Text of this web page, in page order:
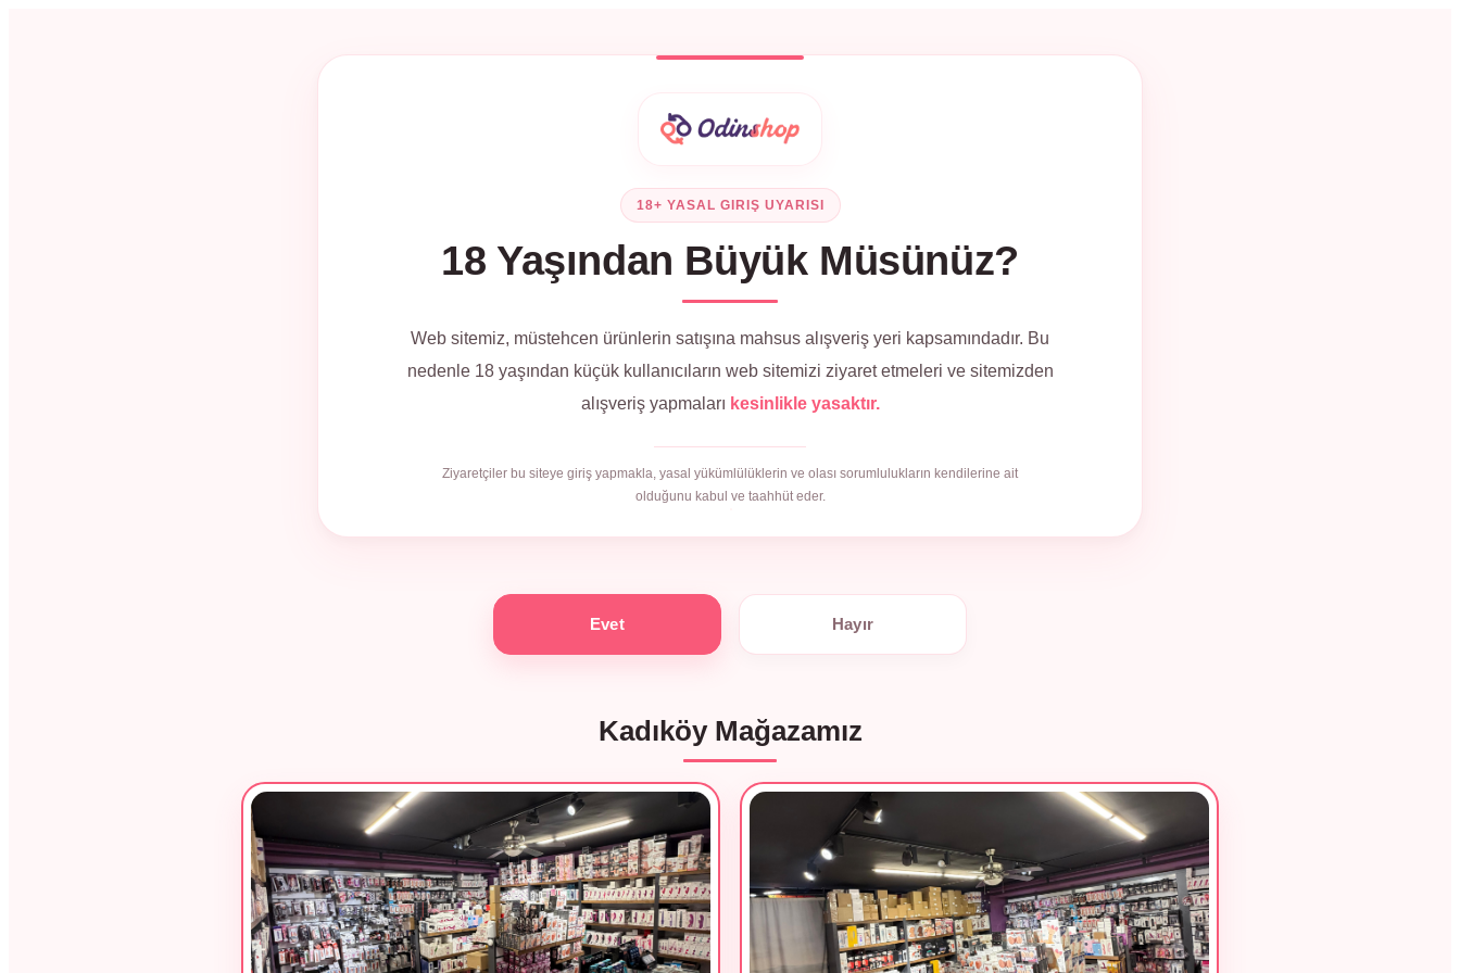
18+ YASAL GIRIŞ UYARISI
18 Yaşından Büyük Müsünüz?
Web sitemiz, müstehcen ürünlerin satışına mahsus alışveriş yeri kapsamındadır. Bu
nedenle 18 yaşından küçük kullanıcıların web sitemizi ziyaret etmeleri ve sitemizden
alışveriş yapmaları kesinlikle yasaktır.
Ziyaretçiler bu siteye giriş yapmakla, yasal yükümlülüklerin ve olası sorumlulukların kendilerine ait
olduğunu kabul ve taahhüt eder.
Kadıköy Mağazamız
Evet Hayır